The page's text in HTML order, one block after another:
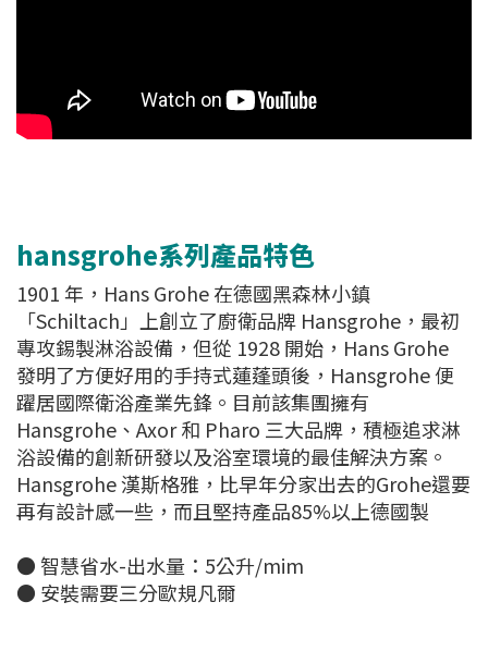
hansgrohe系列產品特色
1901 年，Hans Grohe 在德國黑森林小鎮
「Schiltach」上創立了廚衛品牌 Hansgrohe，最初
專攻錫製淋浴設備，但從 1928 開始，Hans Grohe
發明了方便好用的手持式蓮蓬頭後，Hansgrohe 便
躍居國際衛浴產業先鋒。目前該集團擁有
Hansgrohe、Axor 和 Pharo 三大品牌，積極追求淋
浴設備的創新研發以及浴室環境的最佳解決方案。
Hansgrohe 漢斯格雅，比早年分家出去的Grohe還要
再有設計感一些，而且堅持產品85%以上德國製
● 智慧省水-出水量：5公升/mim
● 安裝需要三分歐規凡爾